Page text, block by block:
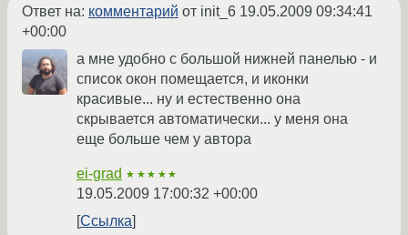
Ответ на: комментарий от init_6 19.05.2009 09:34:41
+00:00
а мне удобно с большой нижней панелью - и
список окон помещается, и иконки
красивые... ну и естественно она
скрывается автоматически... у меня она
еще больше чем у автора
ei-grad ★★★★★
19.05.2009 17:00:32 +00:00
Ссылка